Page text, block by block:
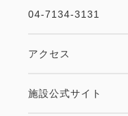
04-7134-3131
アクセス
施設公式サイト